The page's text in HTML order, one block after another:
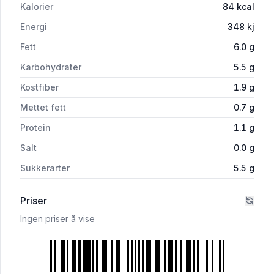
Kalorier 84 kcal
Energi
348 kj
Fett
6.0 g
Karbohydrater
5.5 g
Kostfiber
1.9 g
Mettet fett
0.7 g
Protein
1.1 g
Salt
0.0 g
Sukkerarter
5.5 g
Priser
Ingen priser å vise